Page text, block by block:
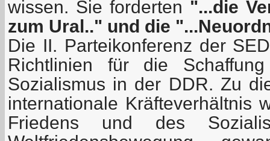
wissen. Sie forderten "...die
zum Ural.." und die
Die II. Parteikonferenz der
Richtlinien für die
Sozialismus in der DDR. Zu
internationale Kräfteverhältnis
Friedens und des